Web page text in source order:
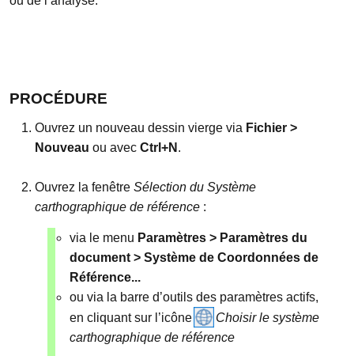
PROCÉDURE
Ouvrez un nouveau dessin vierge via Fichier >
Nouveau ou avec Ctrl+N .
Ouvrez la fenêtre Sélection du Système
carthographique de référence :
via le menu Paramètres > Paramètres du
document > Système de Coordonnées de
Référence...
ou via la barre d’outils des paramètres actifs,
en cliquant sur l’icône
Choisir le système
carthographique de référence